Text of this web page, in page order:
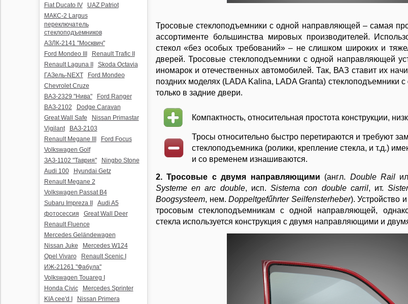
Fiat Ducato IV
UAZ Patriot
МАКС-2 Largus
переключатель
стеклоподъемников
АЗЛК-2141 "Москвич"
Ford Mondeo III
Renault Trafic II
Renault Laguna II
Skoda Octavia
ГАЗель-NEXT
Ford Mondeo
Chevrolet Cruze
ВАЗ-2329 "Нива"
Ford Ranger
ВАЗ-2102
Dodge Caravan
Great Wall Safe
Nissan Primastar
Vigilant
ВАЗ-2103
Renault Megane III
Ford Focus
Volkswagen Golf
ЗАЗ-1102 "Таврия"
Ningbo Stone
Audi 100
Hyundai Getz
Renault Megane 2
Volkswagen Passat B4
Subaru Impreza II
Audi A5
фотосессия
Great Wall Deer
Renault Fluence
Mercedes Geländewagen
Nissan Juke
Mercedes W124
Opel Vivaro
Renault Scenic I
ИЖ-21261 "Фабула"
Volkswagen Touareg I
Honda Civic
Mercedes Sprinter
KIA cee'd I
Nissan Primera
Тросовые стеклоподъемники с одной направляющей – самая
ассортименте большинства мировых производителей.
стекол «без особых требований» – не слишком широких и
дверей. Тросовые стеклоподъемники с одной направляющей
иномарок и отечественных автомобилей. Так, ВАЗ ставит их
поздних моделях (LADA Kalina, LADA Granta) стеклоподъемники
только в задние двери.
Компактность, относительная простота конструкции,
Тросы относительно быстро перетираются и требуют
стеклоподъемника (ролики, крепление стекла, и т.д.)
и со временем изнашиваются.
2. Тросовые с двумя направляющими (англ. Double Rail
Systeme en arc double, исп.Sistema con double carril, ит.
Boogsysteem, нем.Doppeltgefűhrter Seilfensterheber). Устройство
тросовым стеклоподъемникам с одной направляющей,
стекла используется конструкция с двумя направляющими и